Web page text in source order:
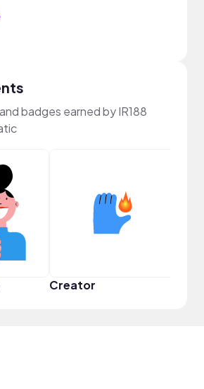
badges earned by IR188
Creator